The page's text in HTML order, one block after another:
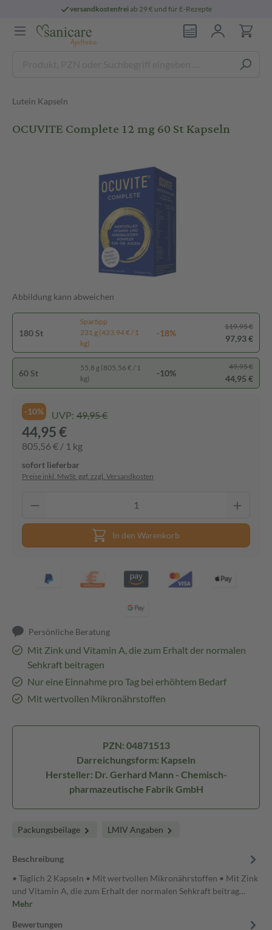
versandkostenfreiab 29 € und für E-Rezepte
Lutein Kapseln
OCUVITE Complete 12 mg 60 St Kapseln
Abbildung kann abweichen
180 St
Spartipp
231 g (423,94 € / 1
kg)
-18%
119,95 €
97,93 €
60 St
55,8 g (805,56 € / 1
kg)
-10%
49,95 €
44,95 €
-10% UVP: 49,95 €
44,95 €
805,56 € / 1 kg
sofort lieferbar
Preise inkl. MwSt. ggf. zzgl. Versandkosten
In den Warenkorb
Persönliche Beratung
Mit Zink und Vitamin A, die zum Erhalt der normalen
Sehkraft beitragen
Nur eine Einnahme pro Tag bei erhöhtem Bedarf
Mit wertvollen Mikronährstoffen
PZN: 04871513
Darreichungsform: Kapseln
Hersteller: Dr. Gerhard Mann - Chemisch-
pharmazeutische Fabrik GmbH
Packungsbeilage LMIV Angaben
Beschreibung
• Täglich 2 Kapseln • Mit wertvollen Mikronährstoffen • Mit Zink
und Vitamin A, die zum Erhalt der normalen Sehkraft beitrag…
Mehr
Bewertungen